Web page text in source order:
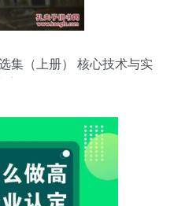
集（上册） 核心技术与实